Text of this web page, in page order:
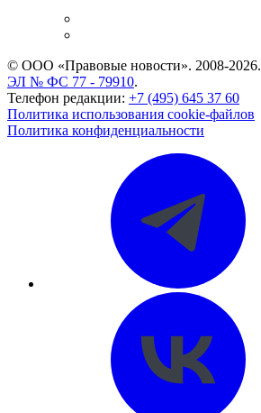
© ООО «Правовые новости». 2008-2026.
ЭЛ № ФС 77 - 79910.
Телефон редакции: +7 (495) 645 37 60
Политика использования cookie-файлов
Политика конфиденциальности